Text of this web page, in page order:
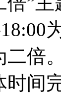
倍。
时间